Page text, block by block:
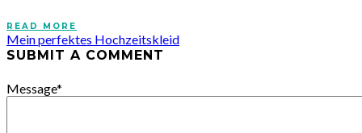
READ MORE
Mein perfektes Hochzeitskleid
SUBMIT A COMMENT
Message*